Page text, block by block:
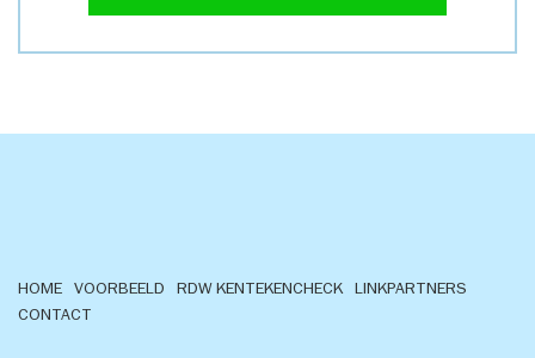
HOME VOORBEELD RDW KENTEKENCHECK
LINKPARTNERS
CONTACT